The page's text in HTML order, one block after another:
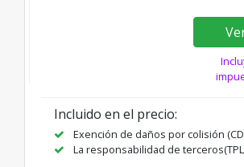
Incluido en el precio:
Exención de daños por colisión
La responsabilidad de